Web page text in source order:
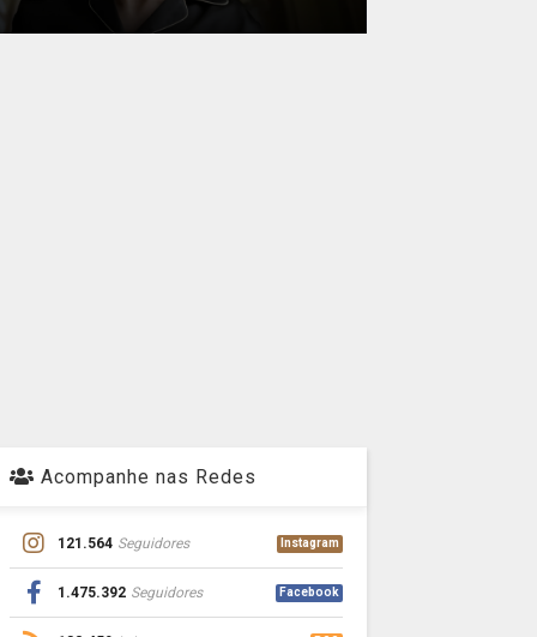
Acompanhe nas Redes
121.564 Seguidores Instagram
1.475.392 Seguidores Facebook